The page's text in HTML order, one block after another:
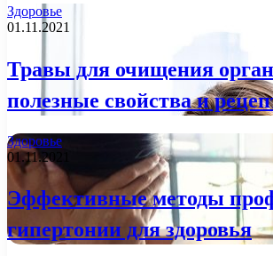
Здоровье
01.11.2021
Травы для очищения
полезные свойства и
Здоровье
01.11.2021
Эффективные методы
гипертонии для здоровья